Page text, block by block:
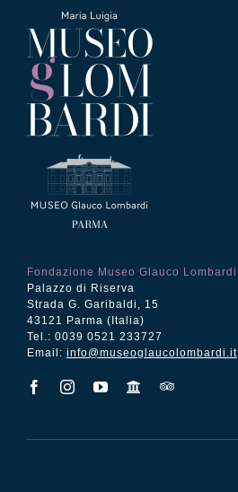
Fondazione Museo Glauco Lombardi
Palazzo di Riserva
Strada G. Garibaldi, 15
43121 Parma (Italia)
Tel.: 0039 0521 233727
Email: info@museoglaucolombardi.it